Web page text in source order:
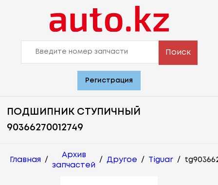
Поиск
Регистрация
ПОДШИПНИК СТУПИЧНЫЙ
90366270012749
Главная /
Архив
запчастей
/ Другое / Tiguar /